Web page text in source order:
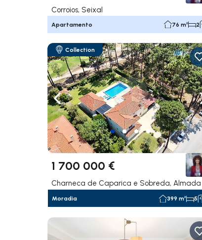
Corroios, Seixal
Apartamento 76 m² 2
Navegação para a esquerda
Collection
1 700 000 €
Charneca de Caparica e Sobreda, Almada
Moradia 399 m² 5